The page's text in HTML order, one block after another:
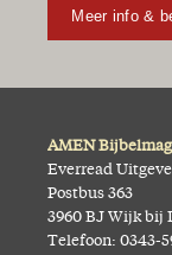
Meer info &
AMEN
Everread
Postbus 363
3960 BJ Wijk bij
Telefoon: 0343-